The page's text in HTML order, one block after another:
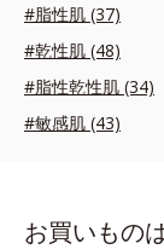
#脂性肌 (37)
#乾性肌 (48)
#脂性乾性肌 (34)
#敏感肌 (43)
お買いもの